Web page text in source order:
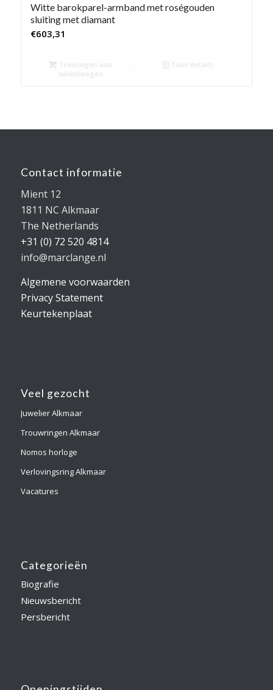
Witte barokparel-armband met roségouden
sluiting met diamant
€603,31
Toevoegen aan
winkelwagen
Toon details
Contact informatie
Mient 12
1811 NC Alkmaar
The Netherlands
+31 (0) 72 520 4814
info@marclange.nl
Algemene voorwaarden
Privacy Statement
Keurtekenplaat
Veel gezocht
Juwelier Alkmaar
Trouwringen Alkmaar
Nomos horloge
Verlovingsring Alkmaar
Vacatures
Categorieën
Biografie
Nieuwsbericht
Persbericht